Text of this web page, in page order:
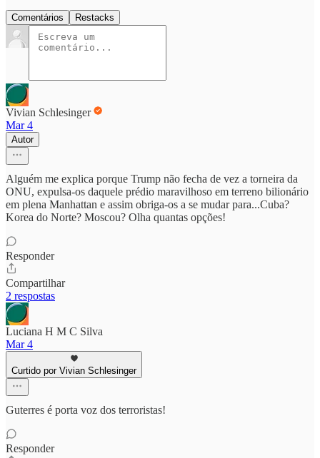
Comentários Restacks
Vivian Schlesinger
Mar 4
Autor
Alguém me explica porque Trump não fecha de vez a torneira da
ONU, expulsa-os daquele prédio maravilhoso em terreno bilionário
em plena Manhattan e assim obriga-os a se mudar para...Cuba?
Korea do Norte? Moscou? Olha quantas opções!
Responder
Compartilhar
2 respostas
Luciana H M C Silva
Mar 4
Curtido por Vivian Schlesinger
Guterres é porta voz dos terroristas!
Responder